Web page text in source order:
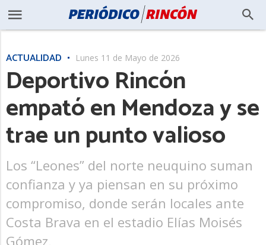
ACTUALIDAD Lunes 11 de Mayo de 2026
Deportivo Rincón
empató en Mendoza y se
trae un punto valioso
Los “Leones” del norte neuquino suman
confianza y ya piensan en su próximo
compromiso, donde serán locales ante
Costa Brava en el estadio Elías Moisés
Gómez,